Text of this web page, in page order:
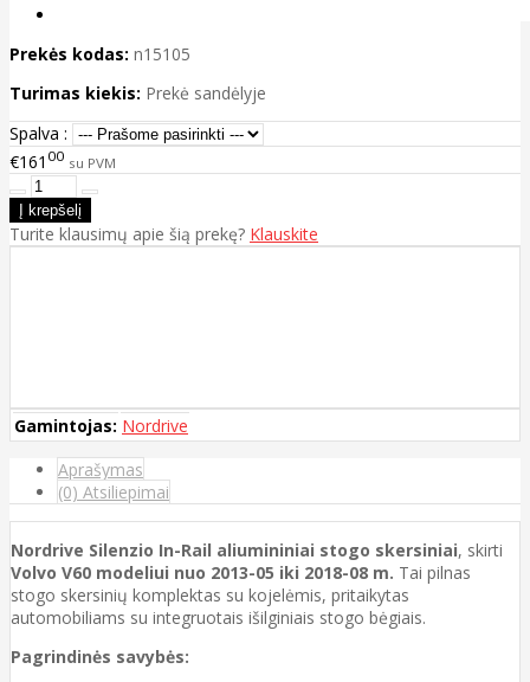
Prekės kodas: n15105
Turimas kiekis: Prekė sandėlyje
Spalva :
€161 00 su PVM
Turite klausimų apie šią prekę? Klauskite
Gamintojas: Nordrive
Aprašymas
(0) Atsiliepimai
Nordrive Silenzio In-Rail aliumininiai stogo skersiniai, skirti
Volvo V60 modeliui nuo 2013-05 iki 2018-08 m. Tai pilnas
stogo skersinių komplektas su kojelėmis, pritaikytas
automobiliams su integruotais išilginiais stogo bėgiais.
Pagrindinės savybės: